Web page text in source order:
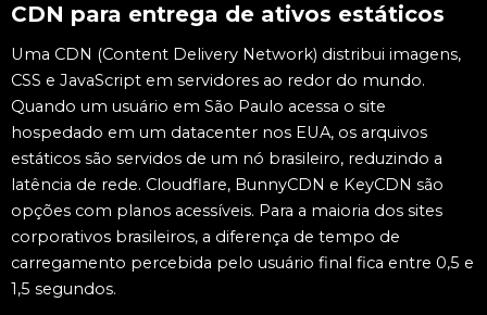
CDN para entrega de ativos estáticos
Uma CDN (Content Delivery Network) distribui imagens,
CSS e JavaScript em servidores ao redor do mundo.
Quando um usuário em São Paulo acessa o site
hospedado em um datacenter nos EUA, os arquivos
estáticos são servidos de um nó brasileiro, reduzindo a
latência de rede. Cloudflare, BunnyCDN e KeyCDN são
opções com planos acessíveis. Para a maioria dos sites
corporativos brasileiros, a diferença de tempo de
carregamento percebida pelo usuário final fica entre 0,5 e
1,5 segundos.